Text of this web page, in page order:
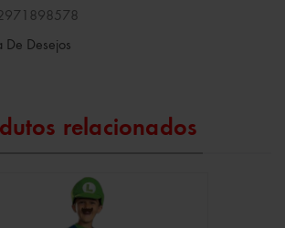
De Desejos
relacionados